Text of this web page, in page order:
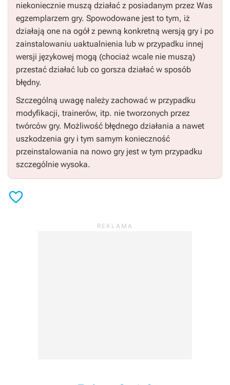
niekoniecznie muszą działać z posiadanym przez Was
egzemplarzem gry. Spowodowane jest to tym, iż
działają one na ogół z pewną konkretną wersją gry i po
zainstalowaniu uaktualnienia lub w przypadku innej
wersji językowej mogą (chociaż wcale nie muszą)
przestać działać lub co gorsza działać w sposób
błędny.
Szczególną uwagę należy zachować w przypadku
modyfikacji, trainerów, itp. nie tworzonych przez
twórców gry. Możliwość błędnego działania a nawet
uszkodzenia gry i tym samym konieczność
przeinstalowania na nowo gry jest w tym przypadku
szczególnie wysoka.
